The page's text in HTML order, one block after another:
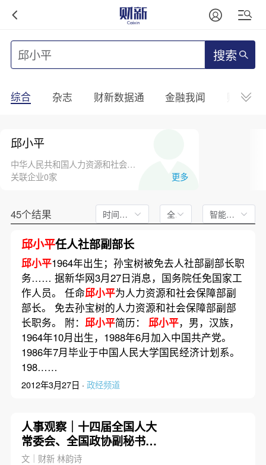
搜索
综合 杂志 财新数据通 金融我闻 财新
邱小平
中华人民共和国人力资源和社会保障部
关联企业0家
更多
45个结果 时间不限 全文 智能排序
邱小平任人社部副部长
邱小平1964年出生；孙宝树被免去人社部副部长职
务…… 据新华网3月27日消息，国务院任免国家工
作人员。 任命邱小平为人力资源和社会保障部副
部长。 免去孙宝树的人力资源和社会保障部副部
长职务。 附： 邱小平简历： 邱小平，男，汉族，
1964年10月出生，1988年6月加入中国共产党。
1986年7月毕业于中国人民大学国民经济计划系。
198……
2012年3月27日 · 政经频道
人事观察｜十四届全国人大
常委会、全国政协副秘书长
亮相
文｜财新 林韵诗